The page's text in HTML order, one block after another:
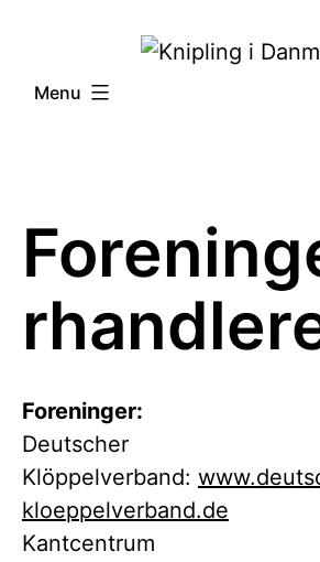
indhold
Menu
Foreninger:
Deutscher
Klöppelverband:
kloeppelverband.de
Kantcentrum